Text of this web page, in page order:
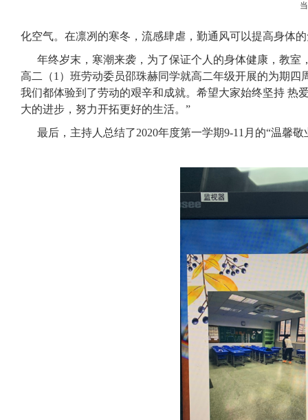
化空气。在凛冽的寒冬，流感肆虐，勤通风可以提高身体
年终岁末，寒潮来袭，为了保证个人的身体健康，教室
高二（1）班劳动委员邵珠赫同学就高二年级开展的为期
我们都体验到了劳动的艰辛和成就。希望大家始终坚持 热
大的进步，努力开拓更好的生活。”
最后，主持人总结了2020年度第一学期9-11月的“温馨